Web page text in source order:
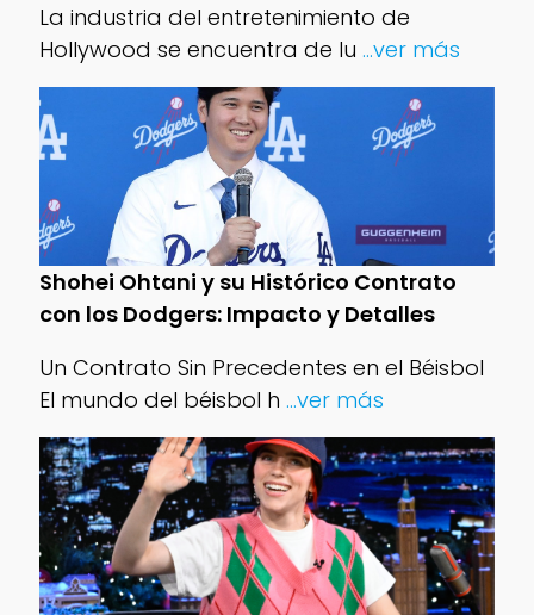
La industria del entretenimiento de
Hollywood se encuentra de lu ...ver más
Shohei Ohtani y su Histórico Contrato
con los Dodgers: Impacto y Detalles
Un Contrato Sin Precedentes en el Béisbol
El mundo del béisbol h ...ver más